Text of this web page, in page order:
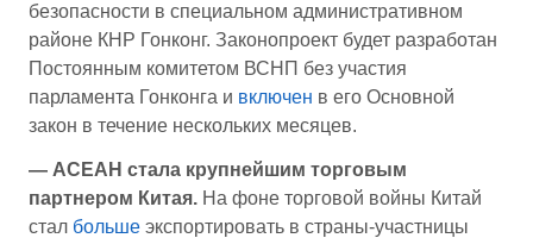
безопасности в специальном административном
районе КНР Гонконг. Законопроект будет разработан
Постоянным комитетом ВСНП без участия
парламента Гонконга и включен в его Основной
закон в течение нескольких месяцев.
— АСЕАН стала крупнейшим торговым
партнером Китая. На фоне торговой войны Китай
стал больше экспортировать в страны-участницы